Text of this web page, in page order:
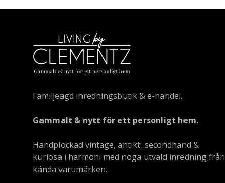
Familjeägd inredningsbutik & e-handel.
Gammalt & nytt för ett personligt hem.
Handplockad vintage, antikt, secondhand &
kuriosa i harmoni med noga utvald inredning från
kända varumärken.